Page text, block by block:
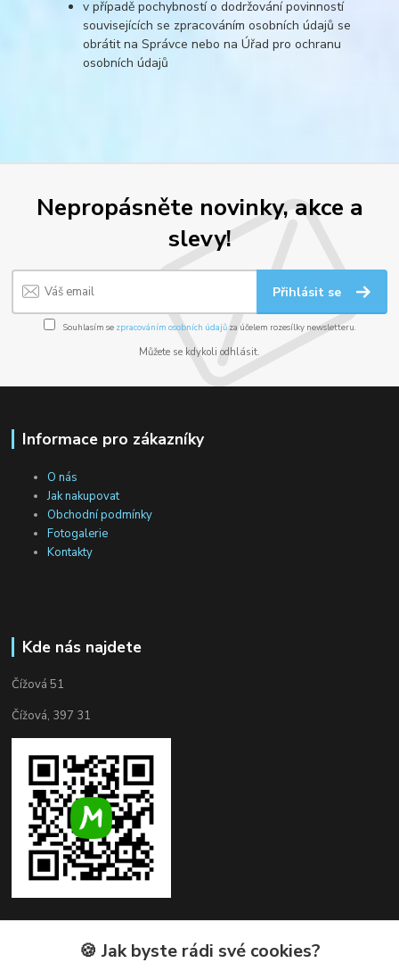
v případě pochybností o dodržování povinností
souvisejících se zpracováním osobních údajů se
obrátit na Správce nebo na Úřad pro ochranu
osobních údajů
Nepropásněte novinky, akce a
slevy!
Přihlásit se
Souhlasím se zpracováním osobních údajůza účelem rozesílky newsletteru.
Můžete se kdykoli odhlásit.
Informace pro zákazníky
O nás
Jak nakupovat
Obchodní podmínky
Fotogalerie
Kontakty
Kde nás najdete
Čížová 51
Čížová, 397 31
Kontakty🍪 Jak byste rádi své cookies?